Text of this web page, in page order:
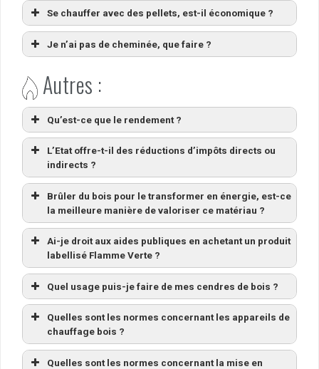
Se chauffer avec des pellets, est-il économique ?
Je n’ai pas de cheminée, que faire ?
Autres :
Qu’est-ce que le rendement ?
L’Etat offre-t-il des réductions d’impôts directs ou
indirects ?
Brûler du bois pour le transformer en énergie, est-ce
la meilleure manière de valoriser ce matériau ?
Ai-je droit aux aides publiques en achetant un produit
labellisé Flamme Verte ?
Quel usage puis-je faire de mes cendres de bois ?
Quelles sont les normes concernant les appareils de
chauffage bois ?
Quelles sont les normes concernant la mise en